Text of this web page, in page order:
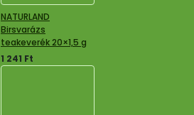
NATURLAND
Birsvarázs
teakeverék 20×1,5 g
1 241 Ft